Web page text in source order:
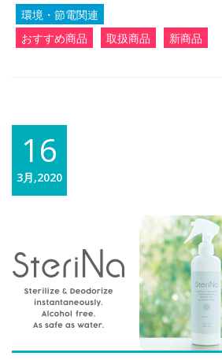
環境・節電関連
おすすめ商品
取扱商品 新商品
16
3月,2020